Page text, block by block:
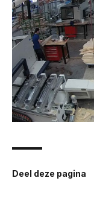
Deel deze pagina